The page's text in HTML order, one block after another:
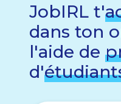
JobIRL t'
dans ton
l'aide de
d'